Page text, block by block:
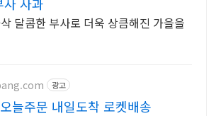
달콤한 부사로 더욱 상큼해진 가을을
광고
늘주문 내일도착 로켓배송